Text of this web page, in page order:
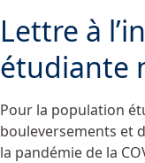
Lettre à
étudiante
Pour la population
bouleversements et
la pandémie de la